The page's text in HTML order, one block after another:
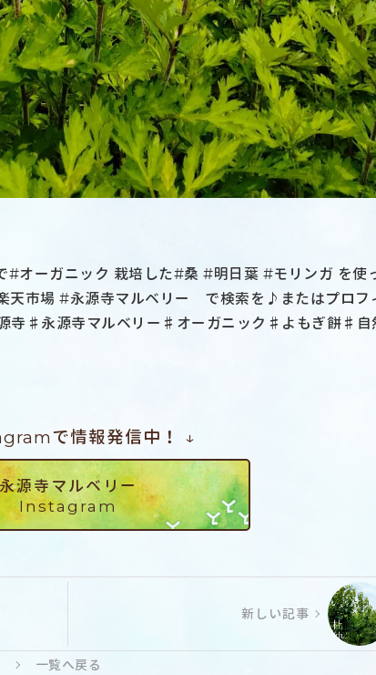
オーガニック 栽培した#桑 #明日葉 #モリンガ を使
天市場 #永源寺マルベリー で検索を♪またはプロフ
寺♯永源寺マルベリー♯オーガニック♯よもぎ餅♯自
で情報発信中！ ↓
永源寺マルベリー
Instagram
新しい記事
一覧へ戻る